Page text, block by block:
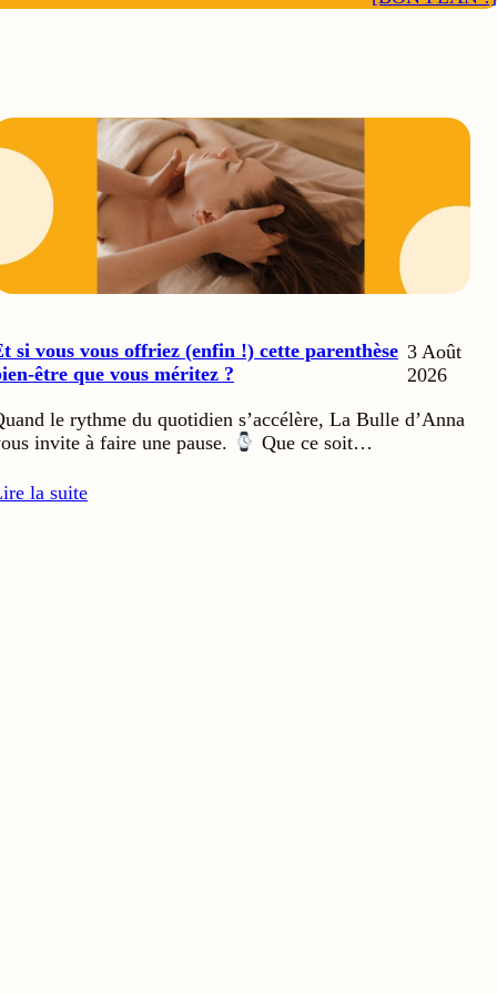
si vous vous offriez (enfin !) cette parenthèse
être que vous méritez ?
3 Août
2026
le rythme du quotidien s’accélère, La Bulle d’Anna
invite à faire une pause.
Que ce soit…
la suite